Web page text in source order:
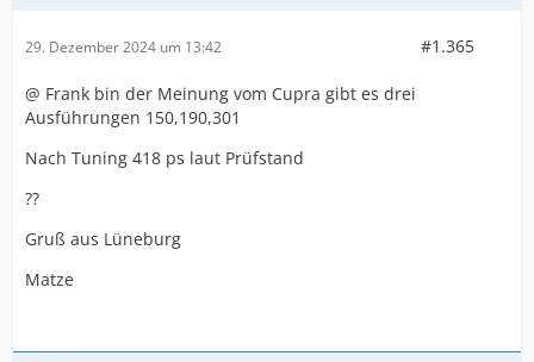
29. Dezember 2024 um 13:42 #1.365
@ Frank bin der Meinung vom Cupra gibt es drei
Ausführungen 150,190,301
Nach Tuning 418 ps laut Prüfstand
??
Gruß aus Lüneburg
Matze